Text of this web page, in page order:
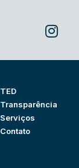
TED
Transparência
Serviços
Contato